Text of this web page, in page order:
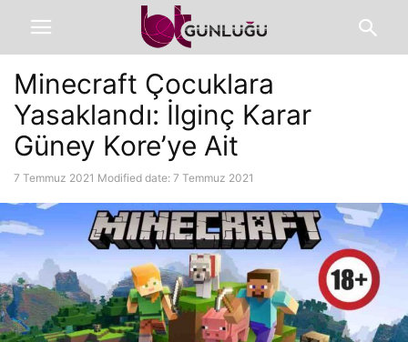
Minecraft Çocuklara
Yasaklandı: İlginç Karar
Güney Kore’ye Ait
7 Temmuz 2021 Modified date: 7 Temmuz 2021